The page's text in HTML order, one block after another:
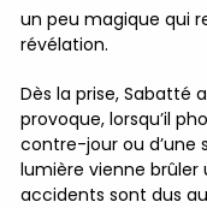
un peu magique qui
révélation.
Dès la prise, Sabatté
provoque, lorsqu’il
contre-jour ou d’une
lumière vienne brûler
accidents sont dus